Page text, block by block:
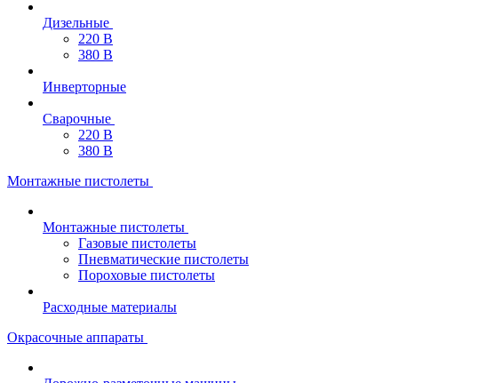
Дизельные
220 В
380 В
Инверторные
Сварочные
220 В
380 В
Монтажные пистолеты
Монтажные пистолеты
Газовые пистолеты
Пневматические пистолеты
Пороховые пистолеты
Расходные материалы
Окрасочные аппараты